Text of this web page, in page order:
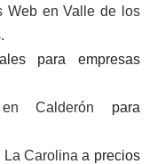
Web en Valle de los
para empresas
Calderón para
La Carolina a precios